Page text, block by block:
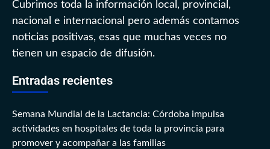
Cubrimos toda la información local, provincial,
nacional e internacional pero además contamos
noticias positivas, esas que muchas veces no
tienen un espacio de difusión.
Entradas recientes
Semana Mundial de la Lactancia: Córdoba impulsa
actividades en hospitales de toda la provincia para
promover y acompañar a las familias